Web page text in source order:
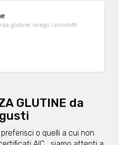
glutine, scegli i prodotti
GLUTINE da
o quelli a cui non